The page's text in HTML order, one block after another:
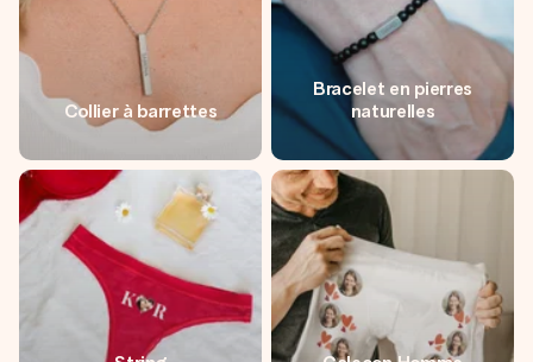
Collier à barrettes
Bracelet en pierres
naturelles